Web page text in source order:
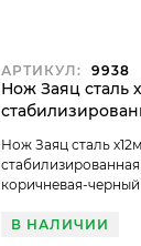
АРТИКУЛ: 9938
Нож Заяц сталь
граб
Нож Заяц сталь
коричневая-черный
В НАЛИЧИИ